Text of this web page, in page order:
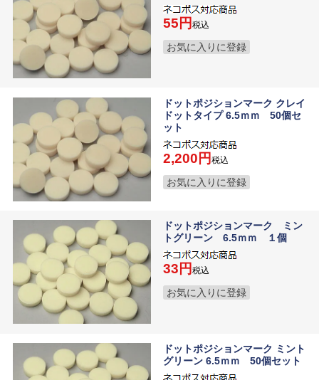
55 税込
お気に入りに登録
ドットポジションマーク クレイ
ドットタイプ 6.5ｍｍ 50個セ
ット
2,200 税込
お気に入りに登録
ドットポジションマーク ミン
トグリーン 6.5ｍｍ １個
33 税込
お気に入りに登録
ドットポジションマーク ミント
グリーン 6.5ｍｍ 50個セット